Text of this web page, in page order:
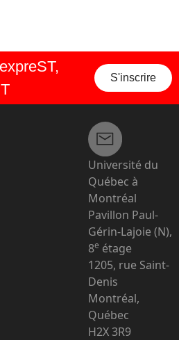
S'inscrire
Université du
Québec à
Montréal
Pavillon Paul-
Gérin-Lajoie (N),
8e étage
1205, rue Saint-
Denis
Montréal,
Québec
H2X 3R9